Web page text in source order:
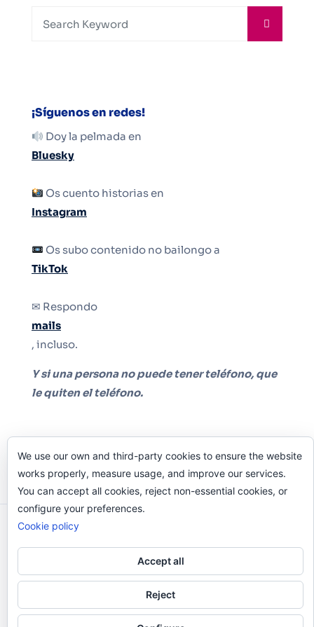
¡Síguenos en redes!
Doy la pelmada en
Bluesky
Os cuento historias en
Instagram
Os subo contenido no bailongo a
TikTok
✉ Respondo
mails
, incluso.
Y si una persona no puede tener teléfono, que
le quiten el teléfono.
Odi O'Malley © 2016-2025. Todos Los Derechos
Reservados.
We use our own and third-party cookies to ensure the website
works properly, measure usage, and improve our services.
You can accept all cookies, reject non-essential cookies, or
configure your preferences.
Cookie policy
Accept all
Reject